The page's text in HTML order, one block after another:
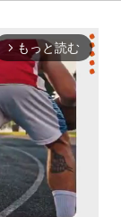
arrow_forward_ios もっと読む